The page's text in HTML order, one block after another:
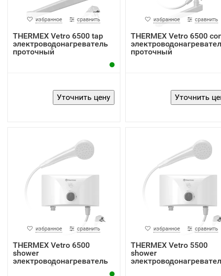
избранное сравнить
THERMEX Vetro 6500 tap
электроводонагреватель
проточный
избранное сравнить
THERMEX Vetro 6500
проточный
избранное сравнить
THERMEX Vetro 6500
shower
электроводонагреватель
проточный
избранное сравнить
THERMEX Vetro 5500
shower
проточный